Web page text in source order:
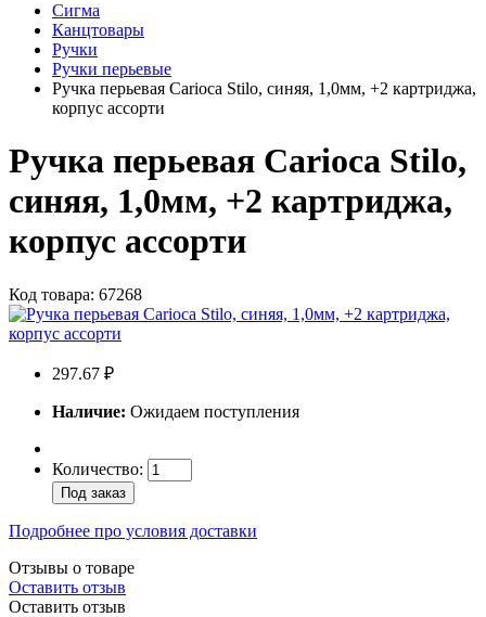
Сигма
Канцтовары
Ручки
Ручки перьевые
Ручка перьевая Carioca Stilo, синяя, 1,0мм, +2 картриджа,
корпус ассорти
Ручка перьевая Carioca Stilo,
синяя, 1,0мм, +2 картриджа,
корпус ассорти
Код товара: 67268
297.67 ₽
Наличие: Ожидаем поступления
Количество:
Под заказ
Подробнее про условия доставки
Отзывы о товаре
Оставить отзыв
Оставить отзыв